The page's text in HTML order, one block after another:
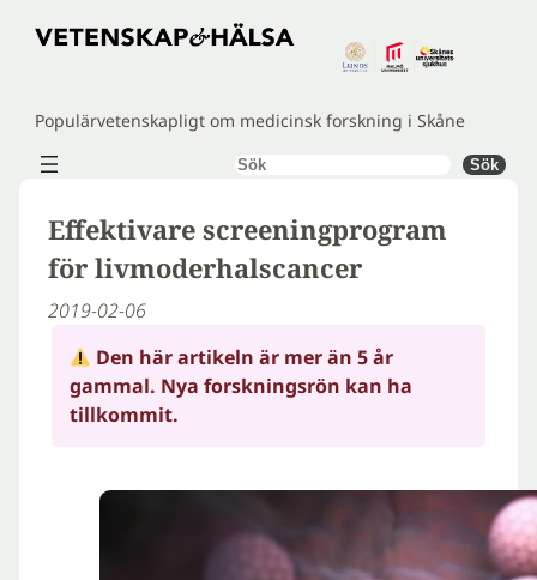
Hoppa
Populärvetenskapligt om medicinsk forskning i Skåne
Sök Sök
Effektivare screeningprogram
för livmoderhalscancer
2019-02-06
Den här artikeln är mer än 5 år
gammal. Nya forskningsrön kan ha
tillkommit.